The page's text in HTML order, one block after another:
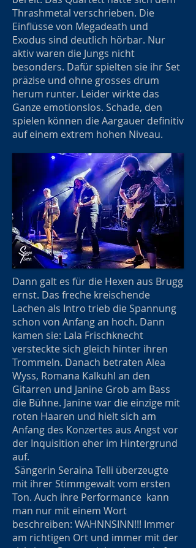
Thrashmetal verschrieben. Die
Einflüsse von Megadeath und
Exodus sind deutlich hörbar. Nur
aktiv waren die Jungs nicht
besonders. Dafür spielten sie ihr Set
präzise und ohne grosses drum
herum runter. Leider wirkte das
Ganze emotionslos. Schade, den
spielen können die Aargauer definitiv
auf einem extrem hohen Niveau.
Dann galt es für die Hexen aus Brugg
ernst. Das freche kreischende
Lachen als Intro trieb die Spannung
schon von Anfang an hoch. Dann
kamen sie: Lala Frischknecht
versteckte sich gleich hinter ihren
Trommeln. Danach betraten Alea
Wyss, Romana Kalkuhl an den
Gitarren und Janine Grob am Bass
die Bühne. Janine war die einzige mit
roten Haaren und hielt sich am
Anfang des Konzertes aus Angst vor
der Inquisition eher im Hintergrund
auf.
Sängerin Seraina Telli überzeugte
mit ihrer Stimmgewalt vom ersten
Ton. Auch ihre Performance kann
man nur mit einem Wort
beschreiben: WAHNNSINN!!! Immer
am richtigen Ort und immer mit der